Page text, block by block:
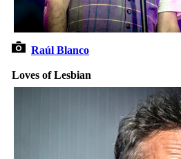
Raúl Blanco
Loves of Lesbian